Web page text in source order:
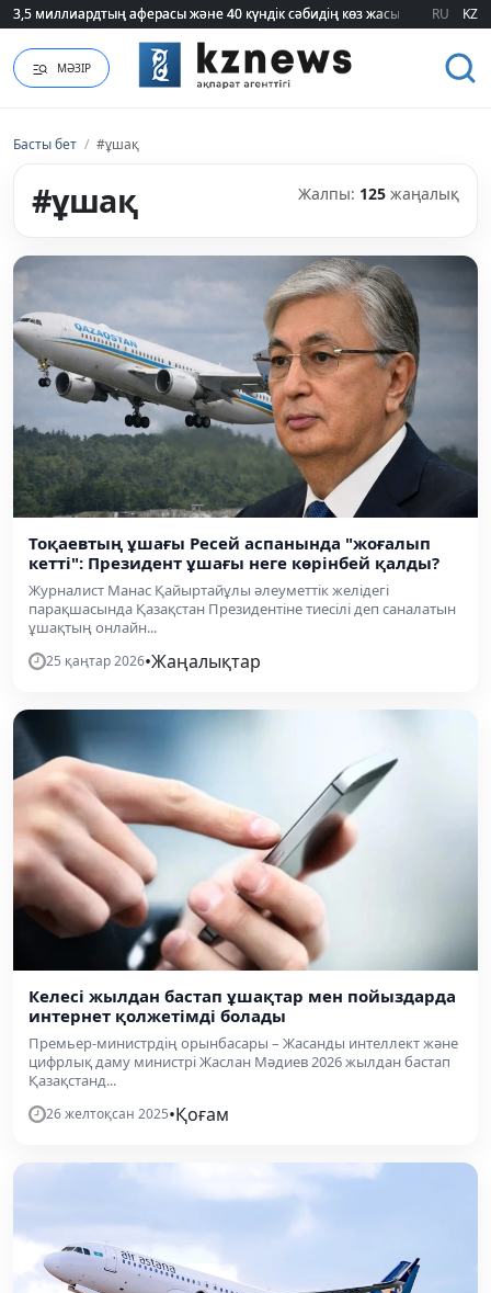
75 мың білім гранты кімдерге бұйырады? RU KZ
МӘЗІР
Басты бет / #ұшақ
#ұшақ Жалпы: 125 жаңалық
Тоқаевтың ұшағы Ресей аспанында "жоғалып
кетті": Президент ұшағы неге көрінбей қалды?
Журналист Манас Қайыртайұлы әлеуметтік желідегі
парақшасында Қазақстан Президентіне тиесілі деп саналатын
ұшақтың онлайн...
25 қаңтар 2026•Жаңалықтар
Келесі жылдан бастап ұшақтар мен пойыздарда
интернет қолжетімді болады
Премьер-министрдің орынбасары – Жасанды интеллект және
цифрлық даму министрі Жаслан Мәдиев 2026 жылдан бастап
Қазақстанд...
26 желтоқсан 2025•Қоғам